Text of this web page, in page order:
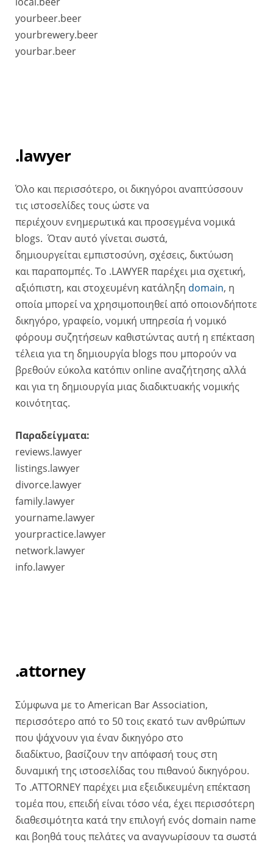
yourbeer.beer
yourbrewery.beer
yourbar.beer
.lawyer
Όλο και περισσότερο, οι δικηγόροι αναπτύσσουν
τις ιστοσελίδες τους ώστε να
περιέχουν ενημερωτικά και προσεγμένα νομικά
blogs. Όταν αυτό γίνεται σωστά,
δημιουργείται εμπιστοσύνη, σχέσεις, δικτύωση
και παραπομπές. Το .LAWYER παρέχει μια σχετική,
αξιόπιστη, και στοχευμένη κατάληξη domain, η
οποία μπορεί να χρησιμοποιηθεί από οποιονδήποτε
δικηγόρο, γραφείο, νομική υπηρεσία ή νομικό
φόρουμ συζητήσεων καθιστώντας αυτή η επέκταση
τέλεια για τη δημιουργία blogs που μπορούν να
βρεθούν εύκολα κατόπιν online αναζήτησης αλλά
και για τη δημιουργία μιας διαδικτυακής νομικής
κοινότητας.
Παραδείγματα:
reviews.lawyer
listings.lawyer
divorce.lawyer
family.lawyer
yourname.lawyer
yourpractice.lawyer
network.lawyer
info.lawyer
.attorney
Σύμφωνα με το American Bar Association,
περισσότερο από το 50 τοις εκατό των ανθρώπων
που ψάχνουν για έναν δικηγόρο στο
διαδίκτυο, βασίζουν την απόφασή τους στη
δυναμική της ιστοσελίδας του πιθανού δικηγόρου.
Το .ATTORNEY παρέχει μια εξειδικευμένη επέκταση
τομέα που, επειδή είναι τόσο νέα, έχει περισσότερη
διαθεσιμότητα κατά την επιλογή ενός domain name
και βοηθά τους πελάτες να αναγνωρίσουν τα σωστά